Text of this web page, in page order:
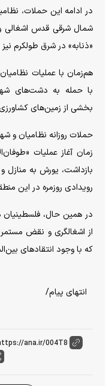
در ادامه این حملات،
شمال شرقی قدس اشغالی
«ذنابه» در شرق طولکرم
هم‌زمان با عملیات
با حمله به دشت‌های
بخشی از زمین‌های
حملات روزانه نظامیان و
زمان آغاز عملیات
بازداشت، یورش به منازل
رویدادی روزمره در این
در همین حال،
از اشغالگری و نقض
که با وجود انتقاد‌های
انتهای پیام/